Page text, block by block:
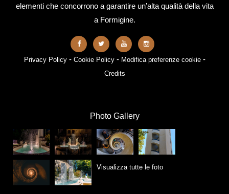
elementi che concorrono a garantire un’alta qualità della vita
a Formigine.
Privacy Policy- Cookie Policy- Modifica preferenze cookie-
Credits
Photo Gallery
Visualizza tutte le foto